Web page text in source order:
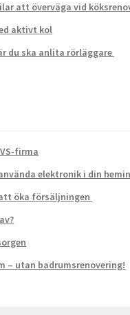
att överväga vid
aktivt kol
du ska anlita rörläggare
firma
elektronik i din
öka försäljningen
– utan badrumsrenovering!